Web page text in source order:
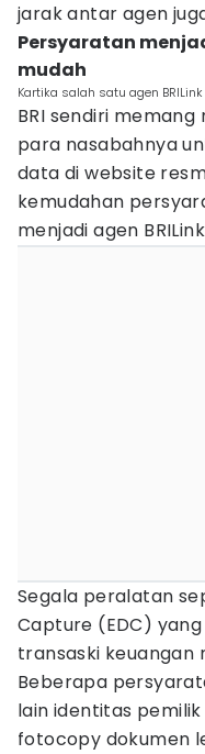
jarak antar agen
Persyaratan
mudah
Kartika salah satu agen
BRI sendiri
para nasabahnya
data di website
kemudahan
menjadi agen
Segala peralatan
Capture (EDC)
transaski keuangan
Beberapa
lain identitas pemilik
fotocopy dokumen